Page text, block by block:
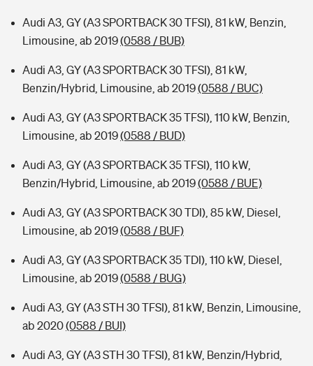
Audi A3, GY (A3 SPORTBACK 30 TFSI), 81 kW, Benzin,
Limousine, ab 2019(0588 / BUB)
Audi A3, GY (A3 SPORTBACK 30 TFSI), 81 kW,
Benzin/Hybrid, Limousine, ab 2019(0588 / BUC)
Audi A3, GY (A3 SPORTBACK 35 TFSI), 110 kW, Benzin,
Limousine, ab 2019(0588 / BUD)
Audi A3, GY (A3 SPORTBACK 35 TFSI), 110 kW,
Benzin/Hybrid, Limousine, ab 2019(0588 / BUE)
Audi A3, GY (A3 SPORTBACK 30 TDI), 85 kW, Diesel,
Limousine, ab 2019(0588 / BUF)
Audi A3, GY (A3 SPORTBACK 35 TDI), 110 kW, Diesel,
Limousine, ab 2019(0588 / BUG)
Audi A3, GY (A3 STH 30 TFSI), 81 kW, Benzin, Limousine,
ab 2020(0588 / BUI)
Audi A3, GY (A3 STH 30 TFSI), 81 kW, Benzin/Hybrid,